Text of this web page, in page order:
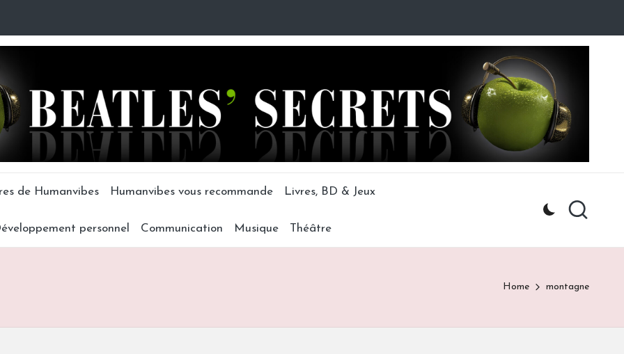
de Humanvibes Humanvibes vous recommande Livres, BD & Jeux
personnel Communication Musique Théâtre
Home montagne